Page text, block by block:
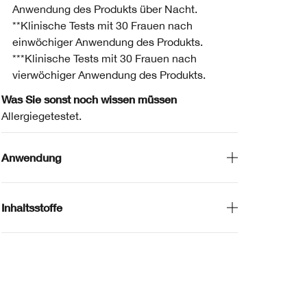
Anwendung des Produkts über Nacht.
**Klinische Tests mit 30 Frauen nach
einwöchiger Anwendung des Produkts.
***Klinische Tests mit 30 Frauen nach
vierwöchiger Anwendung des Produkts.
Was Sie sonst noch wissen müssen
Allergiegetestet.
Anwendung
Inhaltsstoffe